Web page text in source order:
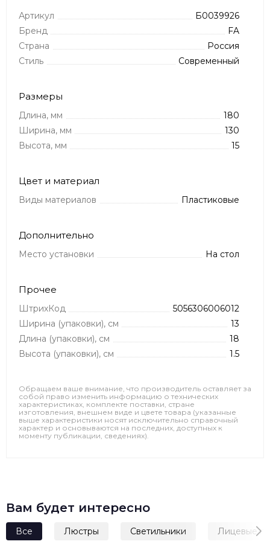
Артикул
Б0039926
Бренд
FA
Страна
Россия
Стиль
Современный
Размеры
Длина, мм
180
Ширина, мм
130
Высота, мм
15
Цвет и материал
Виды материалов Пластиковые
Дополнительно
Место установки На стол
Прочее
ШтрихКод
5056306006012
Ширина (упаковки), см
13
Длина (упаковки), см
18
Высота (упаковки), см
1.5
Обращаем ваше внимание, что производитель оставляет за
собой право изменить информацию о технических
характеристиках, комплекте поставки, стране
изготовления, внешнем виде и цвете товара (указанные
выше характеристики носят исключительно справочный
характер и основываются на последних, доступных к
моменту публикации, сведениях).
Вам будет интересно
Все Люстры Светильники Лицевые